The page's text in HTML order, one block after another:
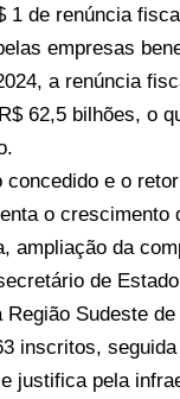
1 de renúncia
empresas
a renúncia
62,5 bilhões, o
concedido e o
o
ampliação da
de
Sudeste
inscritos,
justifica pela